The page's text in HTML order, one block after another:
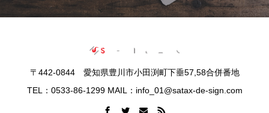
〒442-0844 愛知県豊川市小田渕町下垂57,58合併番地
TEL：0533-86-1299 MAIL：info_01@satax-de-sign.com